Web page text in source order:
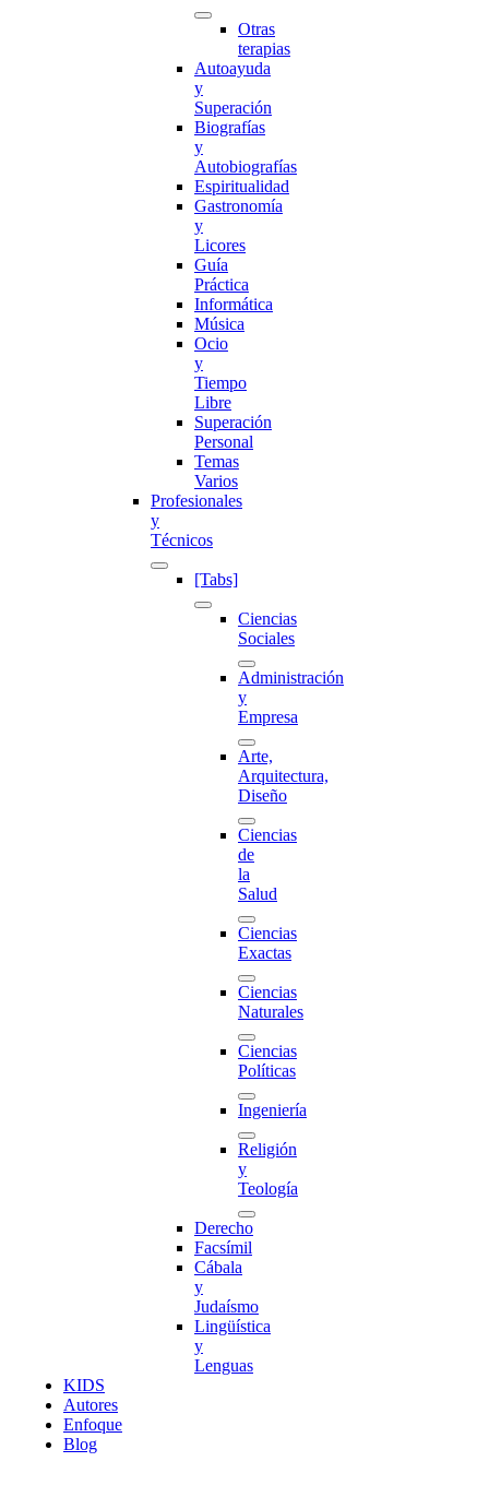
Otras
terapias
Autoayuda
y
Superación
Biografías
y
Autobiografías
Espiritualidad
Gastronomía
y
Licores
Guía
Práctica
Informática
Música
Ocio
y
Tiempo
Libre
Superación
Personal
Temas
Varios
Profesionales
y
Técnicos
[Tabs]
Ciencias
Sociales
Administración
y
Empresa
Arte,
Arquitectura,
Diseño
Ciencias
de
la
Salud
Ciencias
Exactas
Ciencias
Naturales
Ciencias
Políticas
Ingeniería
Religión
y
Teología
Derecho
Facsímil
Cábala
y
Judaísmo
Lingüística
y
Lenguas
KIDS
Autores
Enfoque
Blog